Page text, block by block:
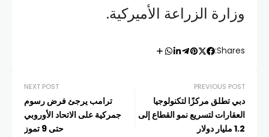
وزارة الزراعة الأميركية.
Shares:
PREVIOUS POST
دبي تطلق مركزًا لتكنولوجيا
العقارات لتسريع نمو القطاع إلى
1.2 مليار دولار
NEXT POST
ترامب يرجئ فرض رسوم
جمركية على الاتحاد الأوروبي
حتى 9 تموز